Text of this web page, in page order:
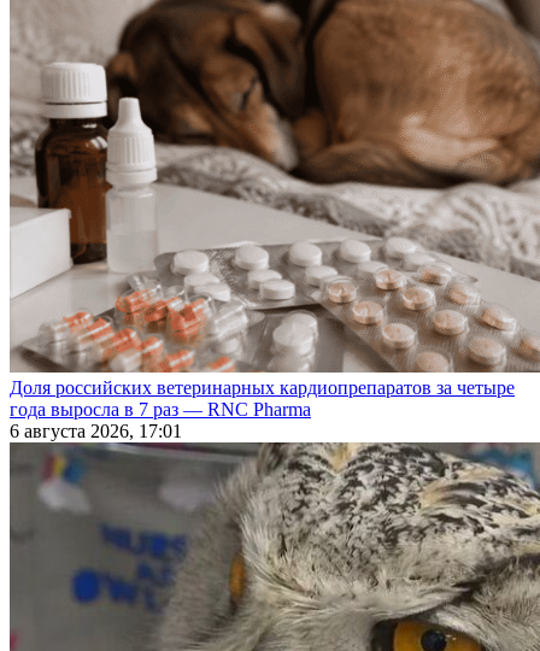
Доля российских ветеринарных кардиопрепаратов за четыре
года выросла в 7 раз — RNC Pharma
6 августа 2026, 17:01